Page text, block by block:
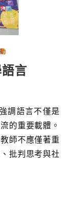
言
的重要載體。
師不應僅著重
批判思考與社